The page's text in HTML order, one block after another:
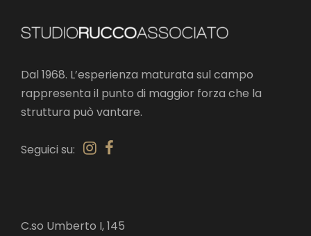
Dal 1968. L’esperienza maturata sul campo
rappresenta il punto di maggior forza che la
struttura può vantare.
Seguici su:
C.so Umberto I, 145